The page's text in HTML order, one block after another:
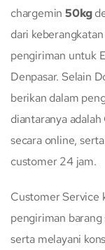
chargemin50kg
dari
pengiriman untuk
Denpasar. Selain
berikan dalam
diantaranya
secara online,
customer 24 jam.
Customer Service
pengiriman
serta melayani